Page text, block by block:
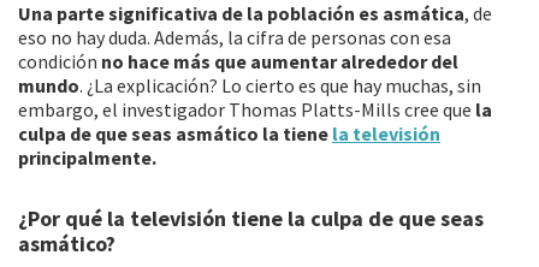
Una parte significativa de la población es asmática, de
eso no hay duda. Además, la cifra de personas con esa
condición no hace más que aumentar alrededor del
mundo. ¿La explicación? Lo cierto es que hay muchas, sin
embargo, el investigador Thomas Platts-Mills cree que la
culpa de que seas asmático la tiene la televisión
principalmente.
¿Por qué la televisión tiene la culpa de que seas
asmático?